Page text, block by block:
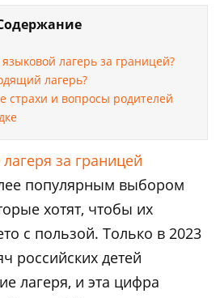
лагерь за границей?
лагерь?
страхи и вопросы родителей
за границей
популярным выбором
хотят, чтобы их
с пользой. Только в 2023
российских детей
лагеря, и эта цифра